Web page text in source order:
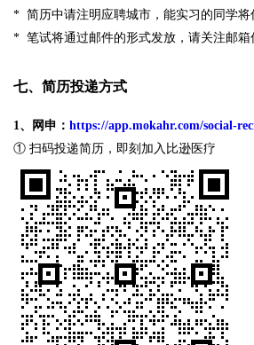
* 简历中请注明应聘城市，能实习的同学将
* 笔试将通过邮件的形式发放，请关注邮箱
七、简历投递方式
1、 网申： https://app.mokahr.com/social-
① 扫码投递简历，即刻加入比逊医疗